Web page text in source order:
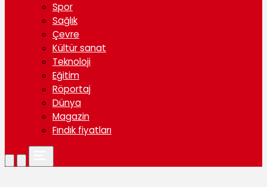
Spor
Sağlık
Çevre
Kültür sanat
Teknoloji
Eğitim
Röportaj
Dünya
Magazin
Fındık fiyatları